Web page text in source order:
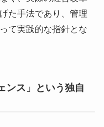
た手法であり、管理
て実践的な指針とな
ンス」という独自